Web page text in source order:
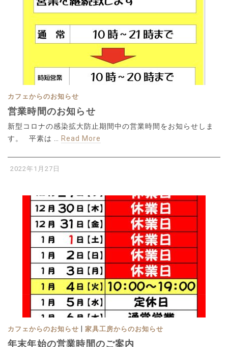
カフェからのお知らせ
営業時間のお知らせ
新型コロナの感染拡大防止期間中の営業時間をお知らせしま
す。 平素は …
Read More
2022年1月27日
カフェからのお知らせ 家具工房からのお知らせ
年末年始の営業時間のご案内